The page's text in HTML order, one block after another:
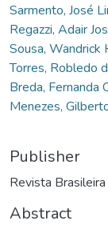
Sarmento, José
Regazzi, Adair
Sousa, Wandrick
Torres, Robledo
Breda, Fernanda
Menezes,
Publisher
Revista
Abstract